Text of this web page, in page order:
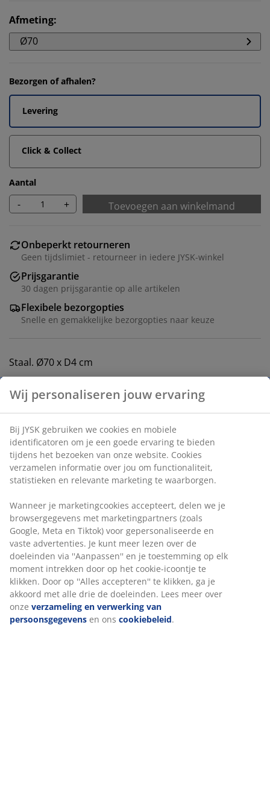
Afmeting:
Ø70
Bezorgen of afhalen?
Levering
Click & Collect
Aantal
- + Toevoegen aan winkelmand
Onbeperkt retourneren
Geen tijdslimiet - retourneer in iedere JYSK-winkel
Prijsgarantie
30 dagen prijsgarantie op alle artikelen
Flexibele bezorgopties
Snelle en gemakkelijke bezorgopties naar keuze
Staal. Ø70 x D4 cm
Artikelnummer: 3690375
Montage-instructies
Specificaties
Beoordelingen
( 149 )
Levering
Wij personaliseren jouw ervaring
Bij JYSK gebruiken we cookies en mobiele
identificatoren om je een goede ervaring te bieden
tijdens het bezoeken van onze website. Cookies
verzamelen informatie over jou om functionaliteit,
statistieken en relevante marketing te waarborgen.
Wanneer je marketingcookies accepteert, delen we je
browsergegevens met marketingpartners (zoals
Google, Meta en Tiktok) voor gepersonaliseerde en
vaste advertenties. Je kunt meer lezen over de
doeleinden via ''Aanpassen'' en je toestemming op elk
moment intrekken door op het cookie-icoontje te
klikken. Door op ''Alles accepteren'' te klikken, ga je
akkoord met alle drie de doeleinden. Lees meer over
onze verzameling en verwerking van
persoonsgegevens en ons cookiebeleid.